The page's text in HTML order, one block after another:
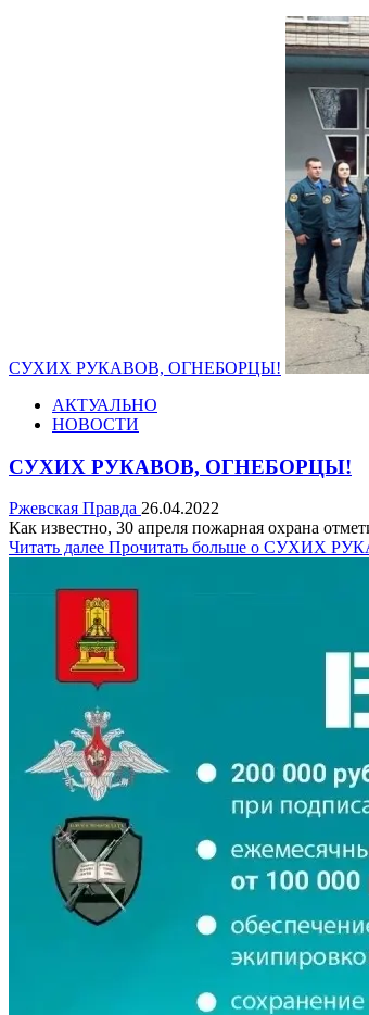
СУХИХ РУКАВОВ, ОГНЕБОРЦЫ!
АКТУАЛЬНО
НОВОСТИ
СУХИХ РУКАВОВ, ОГНЕБОРЦЫ!
Ржевская Правда 26.04.2022
Как известно, 30 апреля пожарная охрана
Читать далее Прочитать больше о СУХИХ